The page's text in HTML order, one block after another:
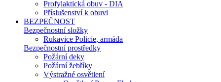
Profylaktická obuv - DIA
Příslušenství k obuvi
BEZPEČNOST
Bezpečnostní složky
Rukavice Policie, armáda
Bezpečnostní prostředky
Požární deky
Požární žebříky
Výstražné osvětlení